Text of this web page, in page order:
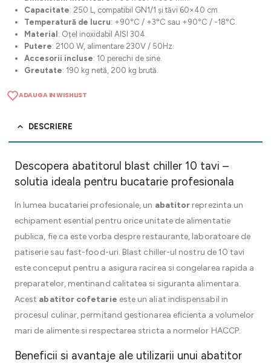
Capacitate: 250 L, compatibil GN1/1 și tăvi 60×40 cm.
Temperatură de lucru: +90°C / +3°C sau +90°C / -18°C.
Material : Oțel inoxidabil AISI 304.
Putere: 2100 W, alimentare 230V / 50Hz.
Accesorii incluse: 10 perechi de sine.
Greutate: 190 kg netă, 200 kg brută.
ADAUGA IN WISHLIST
DESCRIERE
Descopera abatitorul blast chiller 10 tavi –
solutia ideala pentru bucatarie profesionala
In lumea bucatariei profesionale, un abatitor reprezinta un
echipament esential pentru orice unitate de alimentatie
publica, fie ca este vorba despre restaurante, laboratoare de
patiserie sau fast-food-uri. Blast chiller-ul nostru de 10 tavi
este conceput pentru a asigura racirea si congelarea rapida a
preparatelor, mentinand calitatea si siguranta alimentara.
Acest abatitor cofetarie este un aliat indispensabil in
procesul culinar, permitand gestionarea eficienta a volumelor
mari de alimente si respectarea stricta a normelor HACCP.
Beneficii si avantaje ale utilizarii unui abatitor